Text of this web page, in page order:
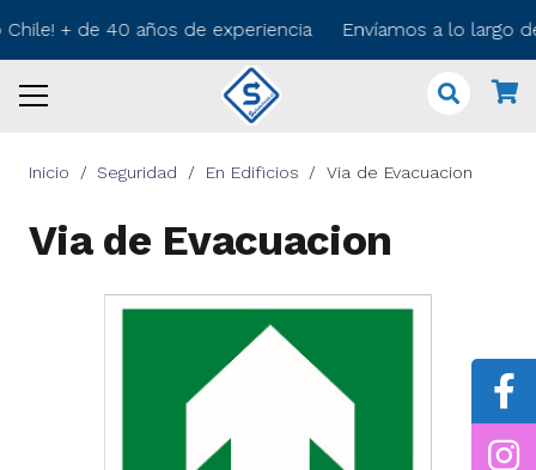
+ de 40 años de experiencia Envíamos a lo largo
Inicio / Seguridad / En Edificios / Via de Evacuacion
Via de Evacuacion